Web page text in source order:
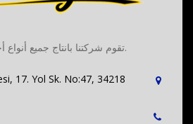
تقوم شركتنا بانتاج جميع أنواع أجهزة المطبخ الكهربائية.
17. Yol Sk. No:47, 34218